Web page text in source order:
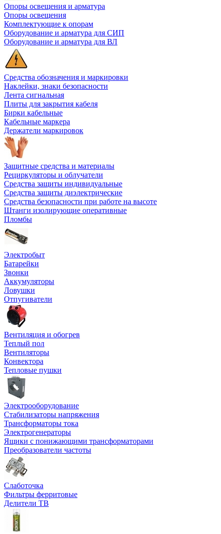
Опоры освещения и арматура
Опоры освещения
Комплектующие к опорам
Оборудование и арматура для СИП
Оборудование и арматура для ВЛ
Средства обозначения и маркировки
Наклейки, знаки безопасности
Лента сигнальная
Плиты для закрытия кабеля
Бирки кабельные
Кабельные маркера
Держатели маркировок
Защитные средства и материалы
Рециркуляторы и облучатели
Средства защиты индивидуальные
Средства защиты диэлектрические
Средства безопасности при работе на высоте
Штанги изолирующие оперативные
Пломбы
Электробыт
Батарейки
Звонки
Аккумуляторы
Ловушки
Отпугиватели
Вентиляция и обогрев
Теплый пол
Вентиляторы
Конвектора
Тепловые пушки
Электрооборудование
Стабилизаторы напряжения
Трансформаторы тока
Электрогенераторы
Ящики с понижающими трансформаторами
Преобразователи частоты
Слаботочка
Фильтры ферритовые
Делители ТВ